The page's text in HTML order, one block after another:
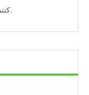
کنترل از راه دور + باتری برای سوخت‌گیری خارج از شبکه.